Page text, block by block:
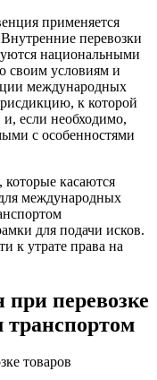
применяется
перевозки
национальными
своим условиям и
международных
к которой
и, если необходимо,
с особенностями
касаются
международных
для подачи исков.
к утрате права на
при перевозке
транспортом